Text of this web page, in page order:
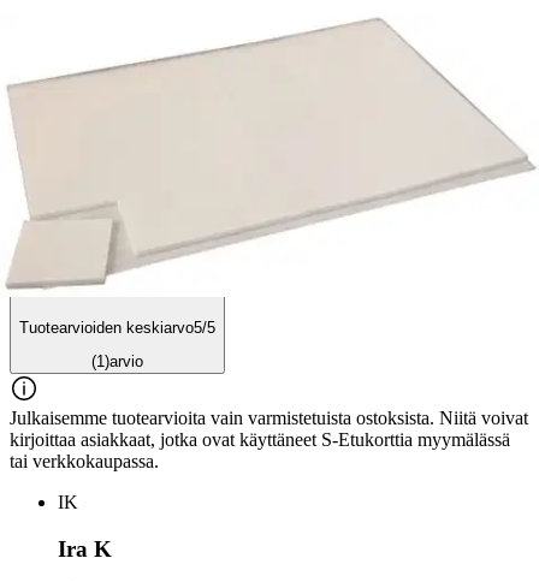
Arviot
Tuotearvioiden keskiarvo5/5
(1)arvio
Julkaisemme tuotearvioita vain varmistetuista ostoksista. Niitä voivat
kirjoittaa asiakkaat, jotka ovat käyttäneet S-Etukorttia myymälässä
tai verkkokaupassa.
IK
Ira K